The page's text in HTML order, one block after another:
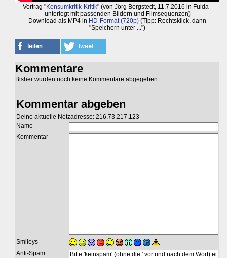
Vortrag "Konsumkritik-Kritik" (von Jörg Bergstedt, 11.7.2016 in Fulda -
unterlegt mit passenden Bildern und Filmsequenzen)
Download als MP4 in HD-Format (720p) (Tipp: Rechtsklick, dann
"Speichern unter ...")
Kommentare
Bisher wurden noch keine Kommentare abgegeben.
Kommentar abgeben
Deine aktuelle Netzadresse: 216.73.217.123
Name
Kommentar
Smileys
Anti-Spam